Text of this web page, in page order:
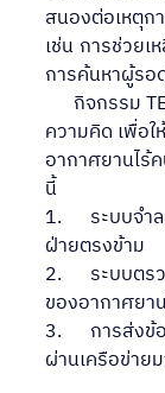
สนองต่อเหตุก
เช่น การช่วย
การค้นหาผู้รอ
กิจกรรม
ความคิด เพื่อ
อากาศยานไร้
นี้
1.      ระบบ
ฝ่ายตรงข้าม
2.      ระบ
ของอากาศยา
3.      การ
ผ่านเครือข่าย